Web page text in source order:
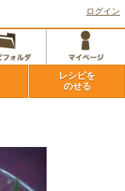
ログイン
レシピを
のせる